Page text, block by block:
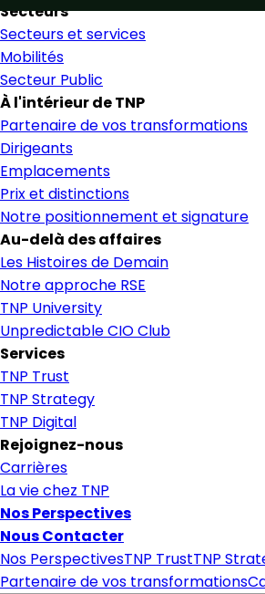
Secteurs
Secteurs et services
Mobilités
Secteur Public
À l'intérieur de TNP
Partenaire de vos transformations
Dirigeants
Emplacements
Prix et distinctions
Notre positionnement et signature
Au-delà des affaires
Les Histoires de Demain
Notre approche RSE
TNP University
Unpredictable CIO Club
Services
TNP Trust
TNP Strategy
TNP Digital
Rejoignez-nous
Carrières
La vie chez TNP
Nos Perspectives
Nous Contacter
Nos PerspectivesTNP TrustTNP
Partenaire de vos transformations